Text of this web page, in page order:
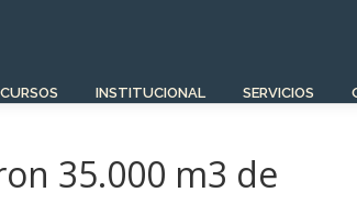
INSTITUCIONAL SERVICIOS
35.000 m3 de